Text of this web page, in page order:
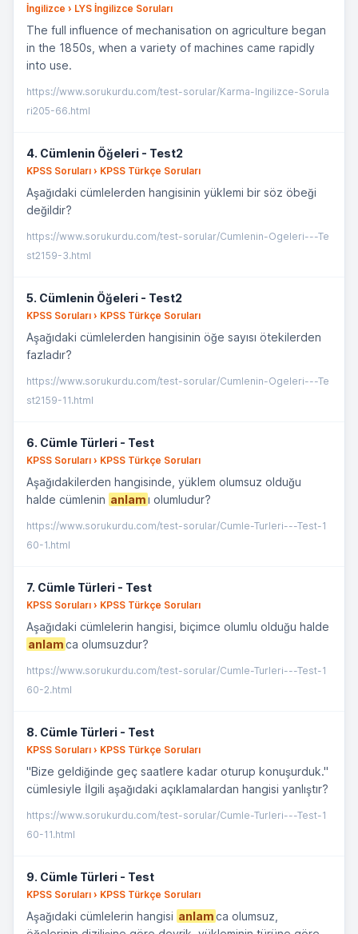
İngilizce › LYS İngilizce Soruları
The full influence of mechanisation on agriculture began
in the 1850s, when a variety of machines came rapidly
into use.
https://www.sorukurdu.com/test-sorular/Karma-Ingilizce-Sorula
ri205-66.html
4. Cümlenin Öğeleri - Test2
KPSS Soruları › KPSS Türkçe Soruları
Aşağıdaki cümlelerden hangisinin yüklemi bir söz öbeği
değildir?
https://www.sorukurdu.com/test-sorular/Cumlenin-Ogeleri---Te
st2159-3.html
5. Cümlenin Öğeleri - Test2
KPSS Soruları › KPSS Türkçe Soruları
Aşağıdaki cümlelerden hangisinin öğe sayısı ötekilerden
fazladır?
https://www.sorukurdu.com/test-sorular/Cumlenin-Ogeleri---Te
st2159-11.html
6. Cümle Türleri - Test
KPSS Soruları › KPSS Türkçe Soruları
Aşağıdakilerden hangisinde, yüklem olumsuz olduğu
halde cümlenin anlamı olumludur?
https://www.sorukurdu.com/test-sorular/Cumle-Turleri---Test-1
60-1.html
7. Cümle Türleri - Test
KPSS Soruları › KPSS Türkçe Soruları
Aşağıdaki cümlelerin hangisi, biçimce olumlu olduğu halde
anlamca olumsuzdur?
https://www.sorukurdu.com/test-sorular/Cumle-Turleri---Test-1
60-2.html
8. Cümle Türleri - Test
KPSS Soruları › KPSS Türkçe Soruları
"Bize geldiğinde geç saatlere kadar oturup konuşurduk."
cümlesiyle İlgili aşağıdaki açıklamalardan hangisi yanlıştır?
https://www.sorukurdu.com/test-sorular/Cumle-Turleri---Test-1
60-11.html
9. Cümle Türleri - Test
KPSS Soruları › KPSS Türkçe Soruları
Aşağıdaki cümlelerin hangisi anlamca olumsuz,